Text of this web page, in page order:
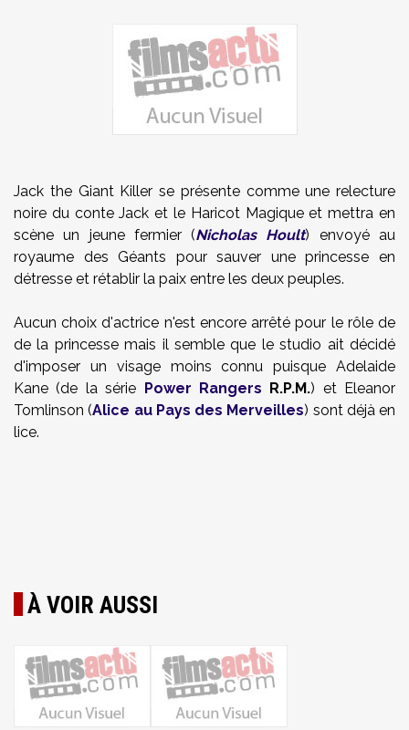
Jack the Giant Killer se présente comme une relecture
noire du conte Jack et le Haricot Magique et mettra en
scène un jeune fermier (Nicholas Hoult) envoyé au
royaume des Géants pour sauver une princesse en
détresse et rétablir la paix entre les deux peuples.
Aucun choix d'actrice n'est encore arrêté pour le rôle de
de la princesse mais il semble que le studio ait décidé
d'imposer un visage moins connu puisque Adelaide
Kane (de la série Power Rangers R.P.M.) et Eleanor
Tomlinson (Alice au Pays des Merveilles) sont déjà en
lice.
À VOIR AUSSI